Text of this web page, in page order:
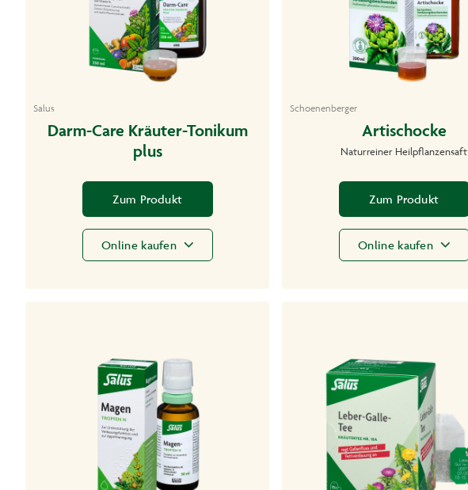
Salus
Darm-Care Kräuter-Tonikum
plus
Zum Produkt
Online kaufen
Schoenenberger
Artischocke
Naturreiner Heilpflanzensaft
Zum Produkt
Online kaufen